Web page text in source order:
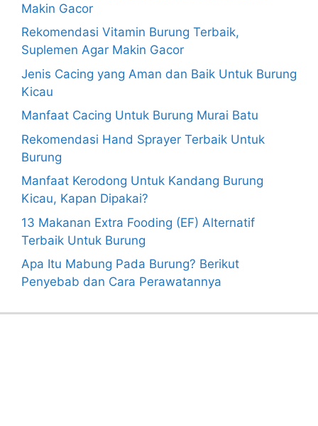
Makin Gacor
Rekomendasi Vitamin Burung Terbaik,
Suplemen Agar Makin Gacor
Jenis Cacing yang Aman dan Baik Untuk Burung
Kicau
Manfaat Cacing Untuk Burung Murai Batu
Rekomendasi Hand Sprayer Terbaik Untuk
Burung
Manfaat Kerodong Untuk Kandang Burung
Kicau, Kapan Dipakai?
13 Makanan Extra Fooding (EF) Alternatif
Terbaik Untuk Burung
Apa Itu Mabung Pada Burung? Berikut
Penyebab dan Cara Perawatannya